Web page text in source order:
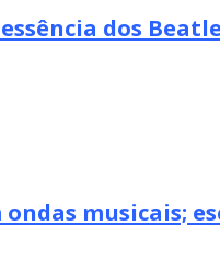
dos
musicais;